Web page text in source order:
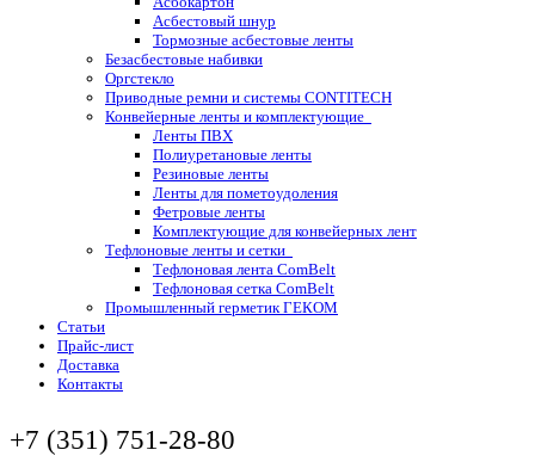
Асбестовый шнур
Тормозные асбестовые ленты
Безасбестовые набивки
Оргстекло
Приводные ремни и системы CONTITECH
Конвейерные ленты и комплектующие
Ленты ПВХ
Полиуретановые ленты
Резиновые ленты
Ленты для пометоудоления
Фетровые ленты
Комплектующие для конвейерных лент
Тефлоновые ленты и сетки
Тефлоновая лента ComBelt
Тефлоновая сетка ComBelt
Промышленный герметик ГЕКОМ
Статьи
Прайс-лист
Доставка
Контакты
+7 (351) 751-28-80